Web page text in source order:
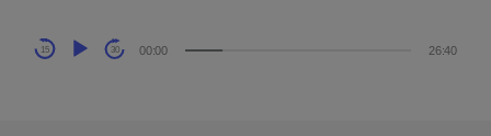
Audio
Player
15 30 00:00 26:40